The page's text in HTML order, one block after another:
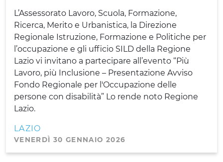
L’Assessorato Lavoro, Scuola, Formazione,
Ricerca, Merito e Urbanistica, la Direzione
Regionale Istruzione, Formazione e Politiche per
l’occupazione e gli ufficio SILD della Regione
Lazio vi invitano a partecipare all’evento “Più
Lavoro, più Inclusione – Presentazione Avviso
Fondo Regionale per l'Occupazione delle
persone con disabilità” Lo rende noto Regione
Lazio.
LAZIO
VENERDÌ 30 GENNAIO 2026